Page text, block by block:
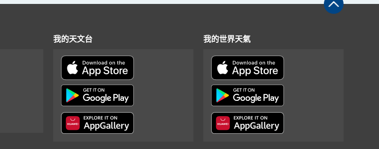
我的天文台 我的世界天氣